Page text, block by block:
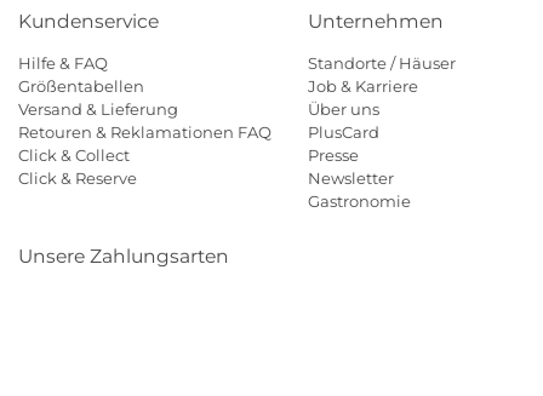
Kundenservice
Hilfe & FAQ
Größentabellen
Versand & Lieferung
Retouren & Reklamationen FAQ
Click & Collect
Click & Reserve
Unternehmen
Standorte / Häuser
Job & Karriere
Über uns
PlusCard
Presse
Newsletter
Gastronomie
Unsere Zahlungsarten